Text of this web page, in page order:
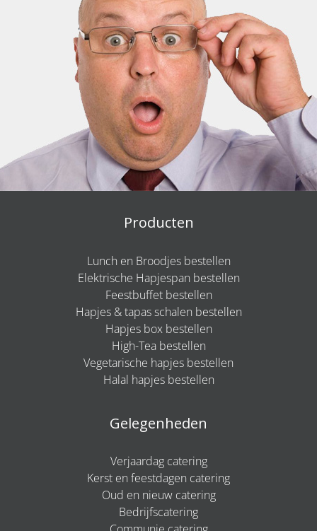
Producten
Lunch en Broodjes bestellen
Elektrische Hapjespan bestellen
Feestbuffet bestellen
Hapjes & tapas schalen bestellen
Hapjes box bestellen
High-Tea bestellen
Vegetarische hapjes bestellen
Halal hapjes bestellen
Gelegenheden
Verjaardag catering
Kerst en feestdagen catering
Oud en nieuw catering
Bedrijfscatering